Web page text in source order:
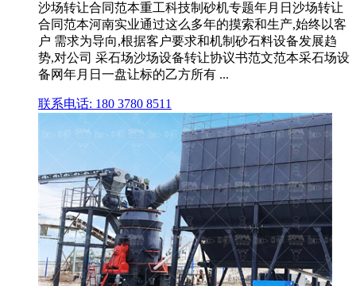
沙场转让合同范本重工科技制砂机专题年月日沙场转让
合同范本河南实业通过这么多年的摸索和生产,始终以客
户 需求为导向,根据客户要求和机制砂石料设备发展趋
势,对公司 采石场沙场设备转让协议书范文范本采石场设
备网年月日一盘让标的乙方所有 ...
联系电话: 180 3780 8511